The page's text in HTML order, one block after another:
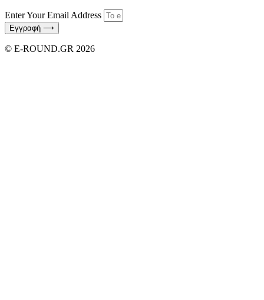
Enter Your Email Address
Εγγραφή ⟶
© E-ROUND.GR 2026